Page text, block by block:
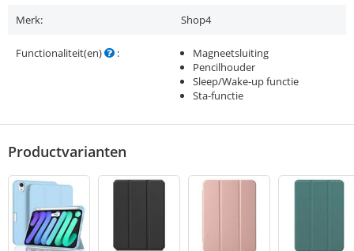
Merk: Shop4
Functionaliteit(en) :
Magneetsluiting
Pencilhouder
Sleep/Wake-up functie
Sta-functie
Productvarianten